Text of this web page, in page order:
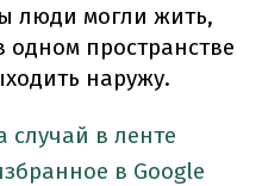
люди могли жить,
одном пространстве
наружу.
случай в ленте
в Google